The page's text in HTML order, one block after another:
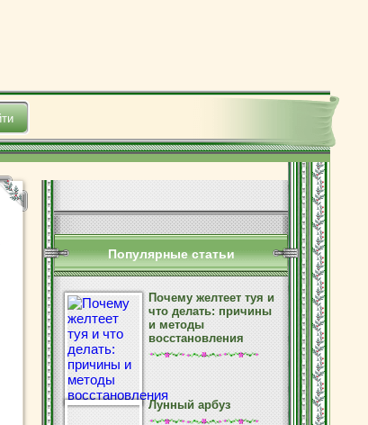
Популярные статьи
Почему желтеет туя и
что делать: причины
и методы
восстановления
Лунный арбуз